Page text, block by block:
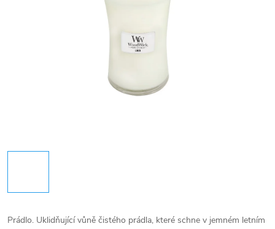
Prádlo. Uklidňující vůně čistého prádla, které schne v jemném letním